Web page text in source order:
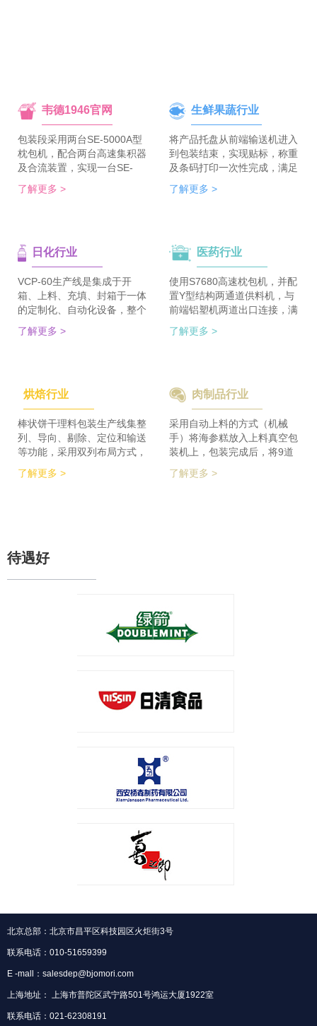
韦德1946官网
包装段采用两台SE-5000A型
枕包机，配合两台高速集积器
及合流装置，实现一台SE-
5700A-BX枕包机完成整线的
集合包包装，分道装置完成生
器、一侧配集合包集积器，实
现在一台机器上完成两种形式
的自动装箱。 占地空间减
半，一条生产线实现两种形式
的包装及装箱，人员数量减半
大降低。
了解更多 >
生鲜果蔬行业
将产品托盘从前端输送机进入
到包装结束，实现贴标，称重
及条码打印一次性完成，满足
客户包装效率120个/min的包
装需求。 多种物品包装的兼
了解更多 >
日化行业
VCP-60生产线是集成于开
箱、上料、充填、封箱于一体
的定制化、自动化设备，整个
生产线采用独立伺服匹配节拍
协调运行，实现灵活更稳定。
检及码垛设备实现整线自动化
运行。 节省了80%人员数
量，降低了劳动者的劳动强
度，提高了工作效率
了解更多 >
医药行业
使用S7680高速枕包机，并配
置Y型结构两通道供料机，与
前端铝塑机两道出口连接，满
足了枕包机的稳定供料，又缩
短了设备总长。枕包机单道输
积的要求，同时节省了一半的
占地空间，一条生产线实现了
整个生产的稳定供料，减少设
备的投入，大大降低了采购成
本。
了解更多 >
烘焙行业
棒状饼干理料包装生产线集整
列、导向、剔除、定位和输送
等功能，采用双列布局方式，
在有限的场地内，提高了产品
包装的生产力，同时达到废料
了解更多 >
肉制品行业
采用自动上料的方式（机械
手）将海参糕放入上料真空包
装机上，包装完成后，将9道
带机，将1道产品分为2道，分
了解更多 >
待遇好
北京总部：北京市昌平区科技园区火炬街3号
联系电话：010-51659399
E -mall：salesdep@bjomori.com
上海地址： 上海市普陀区武宁路501号鸿运大厦1922室
联系电话：021-62308191